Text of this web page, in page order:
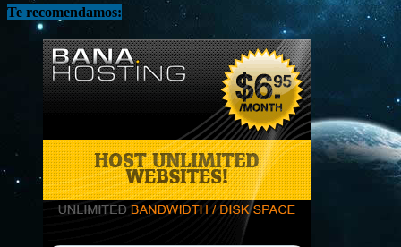
Te recomendamos: